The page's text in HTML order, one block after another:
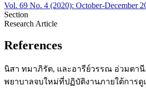
Vol. 69 No. 4 (2020): October-December
Section
Research Article
References
นิสา ทมาภิรัต, และอารีย์วรรณ อ่วมตานี.
พยาบาลจบใหม่ที่ปฏิบัติงานภายใต้การดู